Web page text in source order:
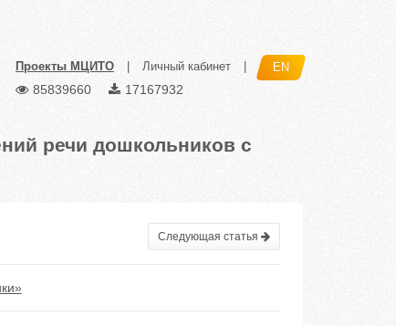
Проекты МЦИТО Личный кабинет EN
85839660 17167932
речи дошкольников с
Следующая статья